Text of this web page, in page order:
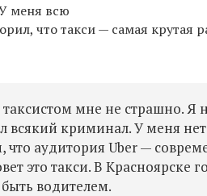
меня всю
что такси — самая крутая
таксистом мне не страшно. Я
всякий криминал. У меня
что аудитория Uber —
это такси. В Красноярске
водителем.